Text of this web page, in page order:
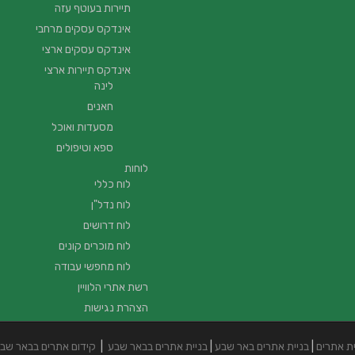
תיירות בעוטף עזה
אינדקס עסקים מרחבי
אינדקס עסקים ארצי
אינדקס תיירות ארצי
לינה
חאנים
מסעדות ואוכל
ספא וטיפולים
לוחות
לוח כללי
לוח נדל"ן
לוח דרושים
לוח מוכרים קונים
לוח מחפשי עבודה
רשת אתרי הלוויין
הצהרת נגישות
אתרים בניית אתרים באר שבע בניית אתרים בבאר שבע קידום אתרים בבאר